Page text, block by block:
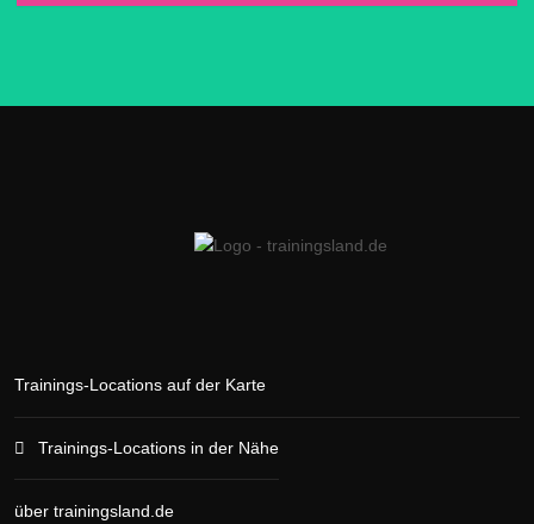
Trainings-Locations auf der Karte
Trainings-Locations in der Nähe
über trainingsland.de